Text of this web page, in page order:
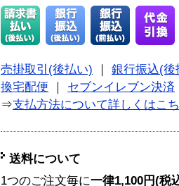
売掛取引(後払い)
銀行振込(後
換宅配便
セブンイレブン決済
⇒支払方法について詳しくはこ
送料について
1つのご注文毎に一律1,100円(税